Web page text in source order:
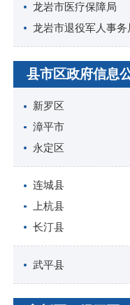
龙岩市医疗保障局
龙岩市退役军人事务
县市区政府信息
新罗区
漳平市
永定区
连城县
上杭县
长汀县
武平县